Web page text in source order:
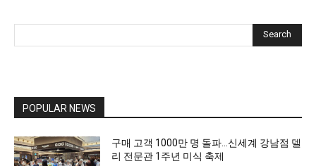
Search
POPULAR NEWS
구매 고객 1000만 명 돌파…신세계 강남점 델
리 전문관 1주년 미식 축제